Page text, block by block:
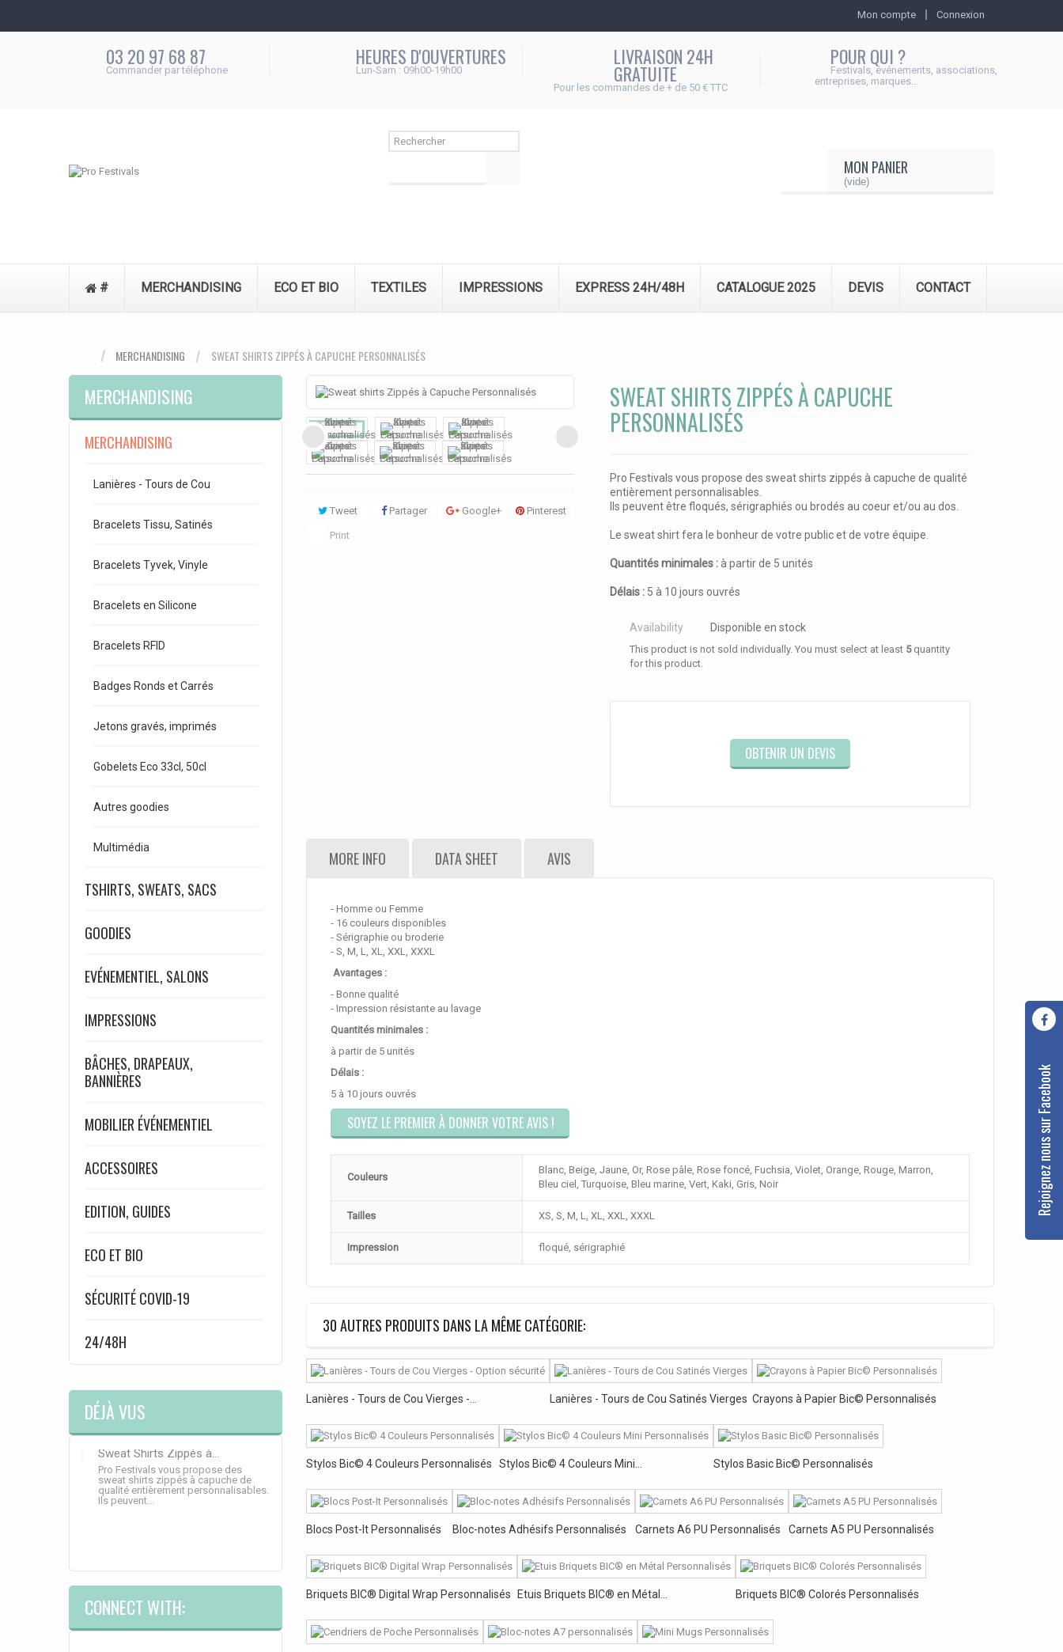
Rejoignez nous sur Facebook
Mon compte Connexion
03 20 97 68 87
Commander par téléphone
HEURES D'OUVERTURES
Lun-Sam : 09h00-19h00
LIVRAISON 24H
GRATUITE
Pour les commandes de + de 50 € TTC
POUR QUI ?
Festivals, événements, associations,
entreprises, marques...
MON PANIER
(vide)
# MERCHANDISING ECO ET BIO TEXTILES IMPRESSIONS EXPRESS 24H/48H CATALOGUE 2025 DEVIS CONTACT
MERCHANDISING SWEAT SHIRTS ZIPPÉS À CAPUCHE PERSONNALISÉS
MERCHANDISING
MERCHANDISING
Lanières - Tours de Cou
Bracelets Tissu, Satinés
Bracelets Tyvek, Vinyle
Bracelets en Silicone
Bracelets RFID
Badges Ronds et Carrés
Jetons gravés, imprimés
Gobelets Eco 33cl, 50cl
Autres goodies
Multimédia
TSHIRTS, SWEATS, SACS
GOODIES
EVÉNEMENTIEL, SALONS
IMPRESSIONS
BÂCHES, DRAPEAUX,
BANNIÈRES
MOBILIER ÉVÉNEMENTIEL
ACCESSOIRES
EDITION, GUIDES
ECO ET BIO
SÉCURITÉ COVID-19
24/48H
DÉJÀ VUS
Sweat Shirts Zippés à...
Pro Festivals vous propose des
sweat shirts zippés à capuche de
qualité entièrement personnalisables.
Ils peuvent...
CONNECT WITH:
Tweet Partager Google+ Pinterest
Print
SWEAT SHIRTS ZIPPÉS À CAPUCHE
PERSONNALISÉS
Pro Festivals vous propose des sweat shirts zippés à capuche de qualité
entièrement personnalisables.
Ils peuvent être floqués, sérigraphiés ou brodés au coeur et/ou au dos.
Le sweat shirt fera le bonheur de votre public et de votre équipe.
Quantités minimales :à partir de 5 unités
Délais : 5 à 10 jours ouvrés
Availability Disponible en stock
This product is not sold individually. You must select at least 5quantity
for this product.
OBTENIR UN DEVIS
MORE INFO DATA SHEET AVIS
- Homme ou Femme
- 16 couleurs disponibles
- Sérigraphie ou broderie
- S, M, L, XL, XXL, XXXL
Avantages :
- Bonne qualité
- Impression résistante au lavage
Quantités minimales :
à partir de 5 unités
Délais :
5 à 10 jours ouvrés
SOYEZ LE PREMIER À DONNER VOTRE AVIS !
Couleurs
Blanc, Beige, Jaune, Or, Rose pâle, Rose foncé, Fuchsia, Violet, Orange, Rouge, Marron,
Bleu ciel, Turquoise, Bleu marine, Vert, Kaki, Gris, Noir
Tailles XS, S, M, L, XL, XXL, XXXL
Impression floqué, sérigraphié
30 AUTRES PRODUITS DANS LA MÊME CATÉGORIE:
Lanières - Tours de Cou Vierges -... Lanières - Tours de Cou Satinés Vierges Crayons à Papier Bic© Personnalisés
Stylos Bic© 4 Couleurs Personnalisés Stylos Bic© 4 Couleurs Mini... Stylos Basic Bic© Personnalisés
Blocs Post-It Personnalisés Bloc-notes Adhésifs Personnalisés Carnets A6 PU Personnalisés Carnets A5 PU Personnalisés
Briquets BIC® Digital Wrap Personnalisés Etuis Briquets BIC® en Métal... Briquets BIC® Colorés Personnalisés